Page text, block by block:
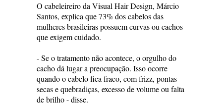
O cabeleireiro da Visual Hair Design, Márcio
Santos, explica que 73% dos cabelos das
mulheres brasileiras possuem curvas ou cachos
que exigem cuidado.
- Se o tratamento não acontece, o orgulho do
cacho dá lugar a preocupação. Isso ocorre
quando o cabelo fica fraco, com frizz, pontas
secas e quebradiças, excesso de volume ou falta
de brilho - disse.